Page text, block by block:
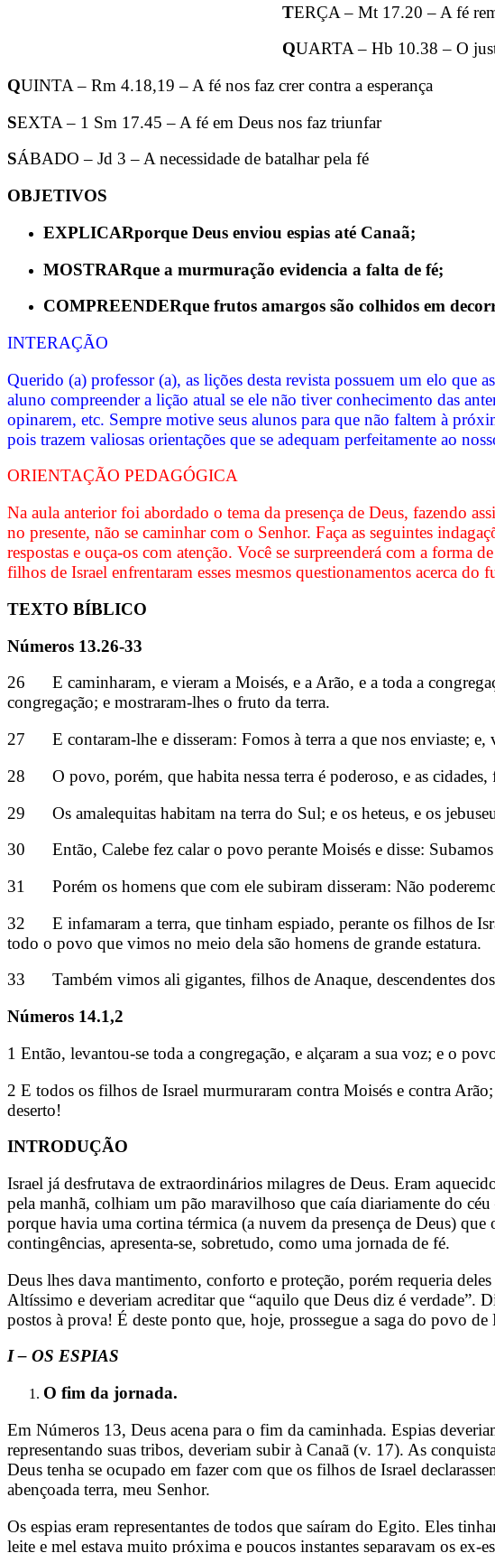
TERÇA – Mt 17.20 – A fé
QUARTA – Hb 10.38 – O
QUINTA – Rm 4.18,19 – A fé nos faz crer contra a esperança
SEXTA – 1 Sm 17.45 – A fé em Deus nos faz triunfar
SÁBADO – Jd 3 – A necessidade de batalhar pela fé
OBJETIVOS
EXPLICARporque Deus enviou espias até Canaã;
MOSTRARque a murmuração evidencia a falta de fé;
COMPREENDERque frutos amargos são colhidos em
INTERAÇÃO
Querido (a) professor (a), as lições desta revista possuem um elo
aluno compreender a lição atual se ele não tiver conhecimento das
opinarem, etc. Sempre motive seus alunos para que não faltem à
pois trazem valiosas orientações que se adequam perfeitamente ao
ORIENTAÇÃO PEDAGÓGICA
Na aula anterior foi abordado o tema da presença de Deus, fazendo
no presente, não se caminhar com o Senhor. Faça as seguintes
respostas e ouça-os com atenção. Você se surpreenderá com a forma
filhos de Israel enfrentaram esses mesmos questionamentos acerca
TEXTO BÍBLICO
Números 13.26-33
26 E caminharam, e vieram a Moisés, e a Arão, e a toda a
congregação; e mostraram-lhes o fruto da terra.
27 E contaram-lhe e disseram: Fomos à terra a que nos enviaste; e,
28 O povo, porém, que habita nessa terra é poderoso, e as
29 Os amalequitas habitam na terra do Sul; e os heteus, e os
30 Então, Calebe fez calar o povo perante Moisés e disse: Subamos
31 Porém os homens que com ele subiram disseram: Não
32 E infamaram a terra, que tinham espiado, perante os filhos de
todo o povo que vimos no meio dela são homens de grande estatura.
33 Também vimos ali gigantes, filhos de Anaque, descendentes dos
Números 14.1,2
1 Então, levantou-se toda a congregação, e alçaram a sua voz; e o
2 E todos os filhos de Israel murmuraram contra Moisés e contra
deserto!
INTRODUÇÃO
Israel já desfrutava de extraordinários milagres de Deus. Eram
pela manhã, colhiam um pão maravilhoso que caía diariamente do
porque havia uma cortina térmica (a nuvem da presença de Deus)
contingências, apresenta-se, sobretudo, como uma jornada de fé.
Deus lhes dava mantimento, conforto e proteção, porém requeria
Altíssimo e deveriam acreditar que “aquilo que Deus diz é verdade”.
postos à prova! É deste ponto que, hoje, prossegue a saga do povo de
I – OS ESPIAS
O fim da jornada.
Em Números 13, Deus acena para o fim da caminhada. Espias
representando suas tribos, deveriam subir à Canaã (v. 17). As
Deus tenha se ocupado em fazer com que os filhos de Israel
abençoada terra, meu Senhor.
Os espias eram representantes de todos que saíram do Egito. Eles
leite e mel estava muito próxima e poucos instantes separavam os